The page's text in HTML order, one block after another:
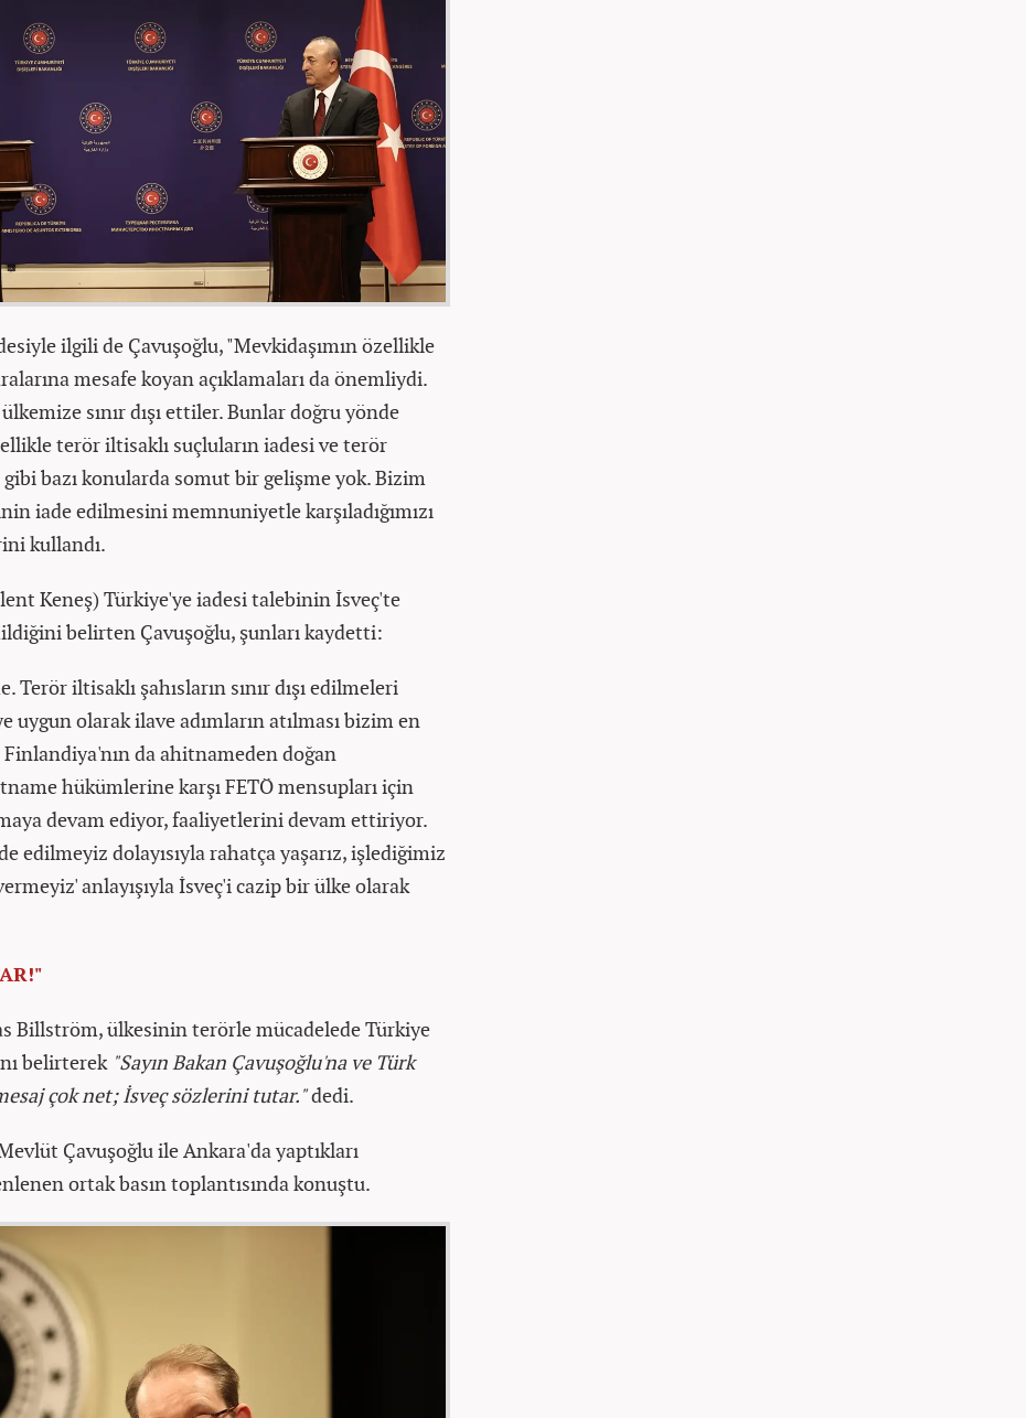
ilgili de Çavuşoğlu, "Mevkidaşımın özellikle
mesafe koyan açıklamaları da önemliydi.
sınır dışı ettiler. Bunlar doğru yönde
terör iltisaklı suçluların iadesi ve terör
gibi bazı konularda somut bir gelişme yok. Bizim
iade edilmesini memnuniyetle karşıladığımızı
kullandı.
Keneş) Türkiye'ye iadesi talebinin İsveç'te
belirten Çavuşoğlu, şunları kaydetti:
iltisaklı şahısların sınır dışı edilmeleri
olarak ilave adımların atılması bizim en
da ahitnameden doğan
hükümlerine karşı FETÖ mensupları için
devam ediyor, faaliyetlerini devam ettiriyor.
edilmeyiz dolayısıyla rahatça yaşarız, işlediğimiz
anlayışıyla İsveç'i cazip bir ülke olarak
Billström, ülkesinin terörle mücadelede Türkiye
belirterek "Sayın Bakan Çavuşoğlu'na ve Türk
çok net; İsveç sözlerini tutar."dedi.
Çavuşoğlu ile Ankara'da yaptıkları
ortak basın toplantısında konuştu.